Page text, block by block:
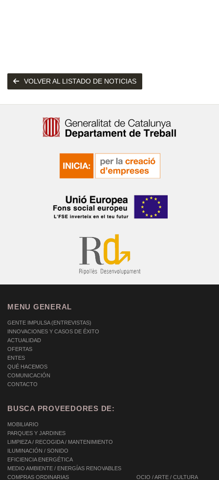
VOLVER AL LISTADO DE NOTICIAS
MENU GENERAL
GENTE IMPULSA (ENTREVISTAS)
INNOVACIONES Y CASOS DE ÉXITO
ACTUALIDAD
OFERTAS
ENTES
QUÉ HACEMOS
COMUNICACIÓN
CONTACTO
BUSCA PROVEEDORES DE:
MOBILIARIO
PARQUES Y JARDINES
LIMPIEZA / RECOGIDA / MANTENIMIENTO
ILUMINACIÓN / SONIDO
EFICIENCIA ENERGÉTICA
MEDIO AMBIENTE / ENERGÍAS RENOVABLES
COMPRAS ORDINARIAS
OCIO / ARTE / CULTURA